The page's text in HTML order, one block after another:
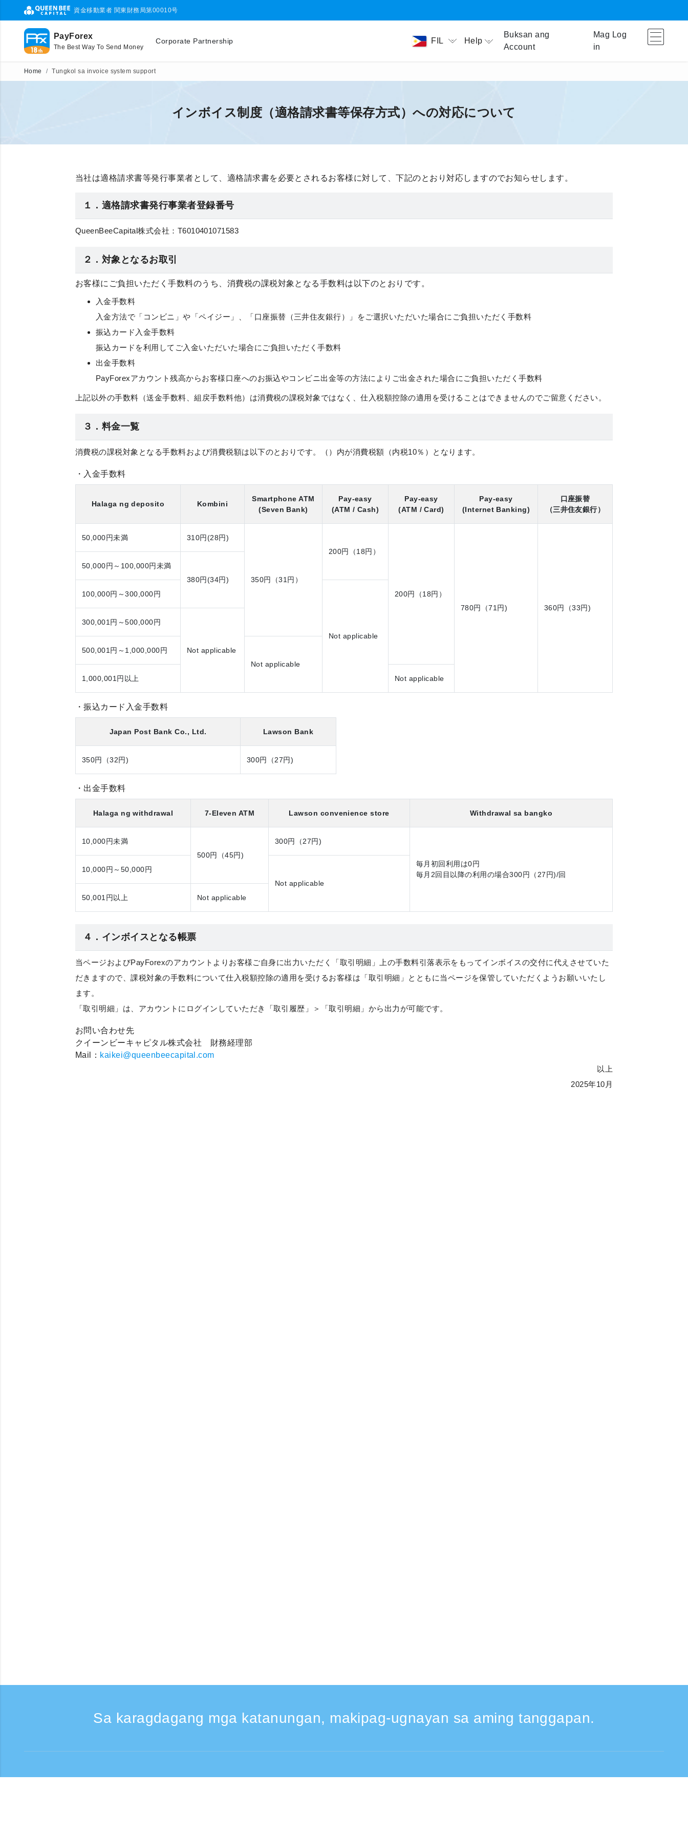
資金移動業者 関東財務局第00010号
PayForex
The Best Way To Send Money
Corporate Partnership FIL Help
Buksan ang
Account
Mag Log
in
Home Tungkol sa invoice system support
インボイス制度（適格請求書等保存方式）への対応について
当社は適格請求書等発行事業者として、適格請求書を必要とされるお客様に対して、下記のとおり対応しますのでお知らせします。
１．適格請求書発行事業者登録番号
QueenBeeCapital株式会社：T6010401071583
２．対象となるお取引
お客様にご負担いただく手数料のうち、消費税の課税対象となる手数料は以下のとおりです。
入金手数料
入金方法で「コンビニ」や「ペイジー」、「口座振替（三井住友銀行）」をご選択いただいた場合にご負担いただく手数料
振込カード入金手数料
振込カードを利用してご入金いただいた場合にご負担いただく手数料
出金手数料
PayForexアカウント残高からお客様口座へのお振込やコンビニ出金等の方法によりご出金された場合にご負担いただく手数料
上記以外の手数料（送金手数料、組戻手数料他）は消費税の課税対象ではなく、仕入税額控除の適用を受けることはできませんのでご留意ください。
３．料金一覧
消費税の課税対象となる手数料および消費税額は以下のとおりです。（）内が消費税額（内税10％）となります。
・入金手数料
Halaga ng deposito Kombini
Smartphone ATM
(Seven Bank)
Pay-easy
(ATM / Cash)
Pay-easy
(ATM / Card)
Pay-easy
(Internet Banking)
口座振替
（三井住友銀行）
50,000円未満 310円(28円)
350円（31円）
200円（18円）
200円（18円）
780円（71円)
360円（33円)
50,000円～100,000円未満
380円(34円)
100,000円～300,000円
Not applicable
300,001円～500,000円
Not applicable
500,001円～1,000,000円
Not applicable
1,000,001円 以上 Not applicable
・振込カード入金手数料
Japan Post Bank Co., Ltd. Lawson Bank
350円（32円) 300円（27円)
・出金手数料
Halaga ng withdrawal 7-Eleven ATM Lawson convenience store Withdrawal sa bangko
10,000円未満
500円（45円)
300円（27円)
毎月初回利用は0円
毎月2回目以降の利用の場合300円（27円)/回
10,000円～50,000円
Not applicable
50,001円 以上 Not applicable
４．インボイスとなる帳票
当ページおよびPayForexのアカウントよりお客様ご自身に出力いただく「取引明細 」上の手数料引落表示をもってインボイスの交付に代えさせていた
だきますので、課税対象の手数料について仕入税額控除の適用を受けるお客様は「取引明細」とともに当ページを保管していただくようお願いいたし
ます。
「取引明細 」は、アカウントにログインしていただき「取引履歴 」＞「取引明細 」から出力が可能です。
お問い合わせ先
クイーンビーキャピタル株式会社 財務経理部
Mail： kaikei@queenbeecapital.com
以上
2025年10月
Sa karagdagang mga katanungan, makipag-ugnayan sa aming tanggapan.